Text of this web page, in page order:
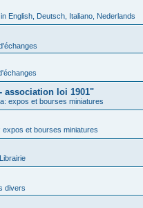
English, Deutsch, Italiano, Nederlands
association loi 1901"
expos et bourses miniatures
expos et bourses miniatures
divers